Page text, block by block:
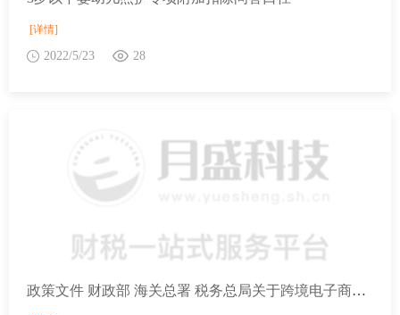
[详情]
2022/5/23 28
政策文件 财政部 海关总署 税务总局关于跨境电子商务出口退运商品税收优惠政策的公告